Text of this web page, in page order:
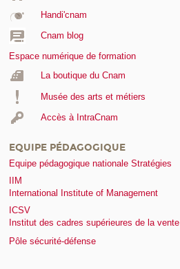
Handi'cnam
Cnam blog
Espace numérique de formation
La boutique du Cnam
Musée des arts et métiers
Accès à IntraCnam
EQUIPE PÉDAGOGIQUE
Equipe pédagogique nationale Stratégies
IIM
International Institute of Management
ICSV
Institut des cadres supérieures de la vente
Pôle sécurité-défense